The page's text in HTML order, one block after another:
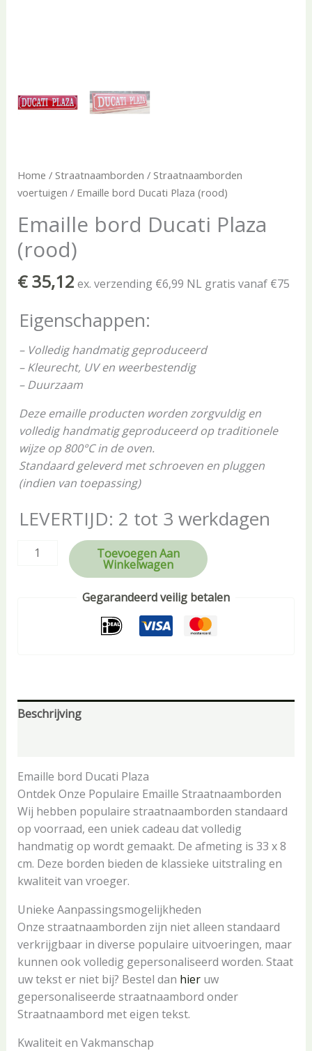
Home / Straatnaamborden / Straatnaamborden
voertuigen / Emaille bord Ducati Plaza (rood)
Emaille bord Ducati Plaza
(rood)
€35,12 ex. verzending €6,99 NL gratis vanaf €75
Eigenschappen:
– Volledig handmatig geproduceerd
– Kleurecht, UV en weerbestendig
– Duurzaam
Deze emaille producten worden zorgvuldig en
volledig handmatig geproduceerd op traditionele
wijze op 800°C in de oven.
Standaard geleverd met schroeven en pluggen
(indien van toepassing)
LEVERTIJD: 2 tot 3 werkdagen
Toevoegen Aan
Winkelwagen
Gegarandeerd veilig betalen
Beschrijving
Emaille bord Ducati Plaza
Ontdek Onze Populaire Emaille Straatnaamborden
Wij hebben populaire straatnaamborden standaard
op voorraad, een uniek cadeau dat volledig
handmatig op wordt gemaakt. De afmeting is 33 x 8
cm. Deze borden bieden de klassieke uitstraling en
kwaliteit van vroeger.
Unieke Aanpassingsmogelijkheden
Onze straatnaamborden zijn niet alleen standaard
verkrijgbaar in diverse populaire uitvoeringen, maar
kunnen ook volledig gepersonaliseerd worden. Staat
uw tekst er niet bij? Bestel dan hieruw
gepersonaliseerde straatnaambord onder
Straatnaambord met eigen tekst.
Kwaliteit en Vakmanschap